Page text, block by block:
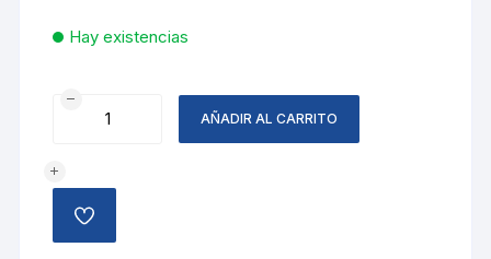
Hay existencias
MARCADOR
DESTACADOR
VERDE
cantidad
AÑADIR AL CARRITO
AÑADIR
A